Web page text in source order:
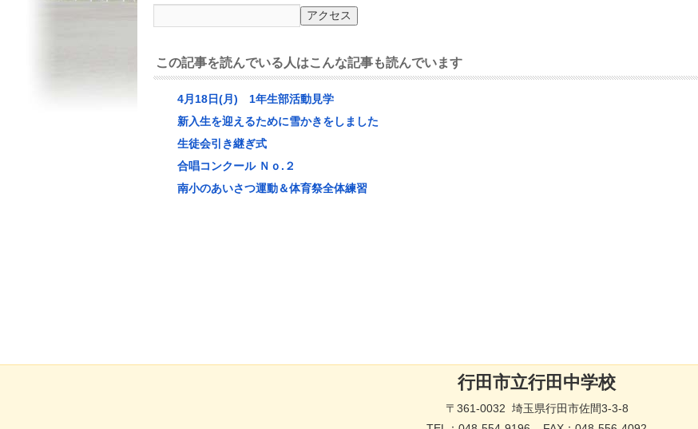
この記事を読んでいる人はこんな記事も読んでいます
4月18日(月) 1年生部活動見学
新入生を迎えるために雪かきをしました
生徒会引き継ぎ式
合唱コンクール Ｎｏ.２
南小のあいさつ運動＆体育祭全体練習
行田市立行田中学校
〒361-0032 埼玉県行田市佐間3-3-8